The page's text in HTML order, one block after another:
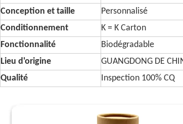
Conception et taille
Personnalisé
Conditionnement
K = K Carton
Fonctionnalité
Biodégradable
Lieu d'origine
GUANGDONG DE
Qualité
Inspection 100% CQ